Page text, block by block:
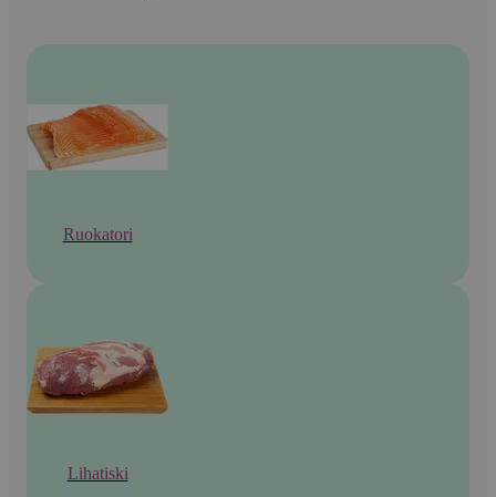
Ruokatori
Lihatiski